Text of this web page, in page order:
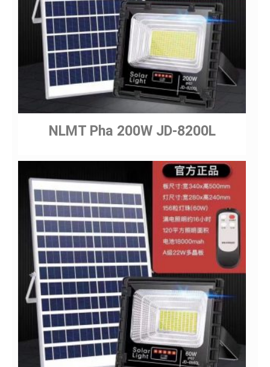
NLMT Pha 200W JD-8200L